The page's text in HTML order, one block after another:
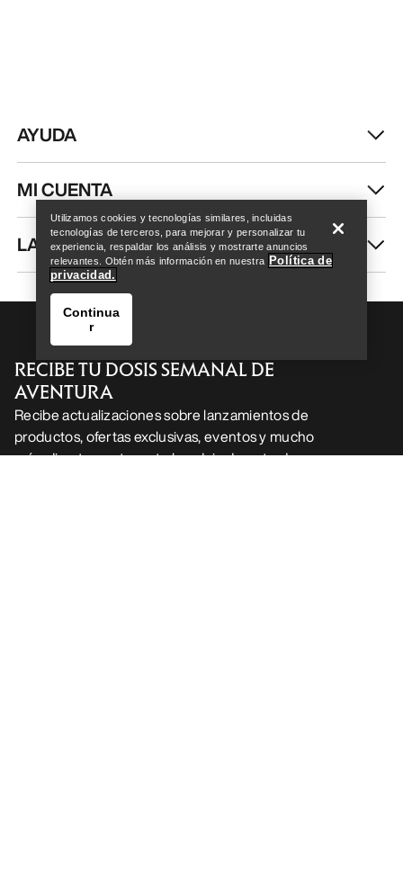
Help
AYUDA
MI CUENTA
LAVA Y REPARA
RECIBE TU DOSIS SEMANAL DE
AVENTURA
Recibe actualizaciones sobre lanzamientos de
productos, ofertas exclusivas, eventos y mucho
más, directamente en tu bandeja de entrada.
Utilizamos cookies y tecnologías similares, incluidas
tecnologías de terceros, para mejorar y personalizar tu
experiencia, respaldar los análisis y mostrarte anuncios
relevantes. Obtén más información en nuestra Política de
privacidad.
Continua
r